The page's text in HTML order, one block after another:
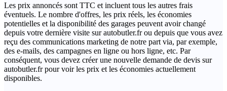
Les prix annoncés sont TTC et incluent tous les autres frais
éventuels. Le nombre d'offres, les prix réels, les économies
potentielles et la disponibilité des garages peuvent avoir changé
depuis votre dernière visite sur autobutler.fr ou depuis que vous avez
reçu des communications marketing de notre part via, par exemple,
des e-mails, des campagnes en ligne ou hors ligne, etc. Par
conséquent, vous devez créer une nouvelle demande de devis sur
autobutler.fr pour voir les prix et les économies actuellement
disponibles.